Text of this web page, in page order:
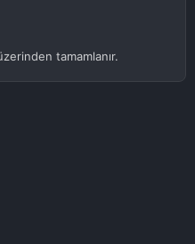
tamamlanır.